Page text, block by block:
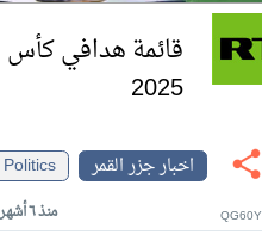
قائمة هدافي كأس
2025
اخبار جزر القمر
Politics
منذ ٦ أشهر